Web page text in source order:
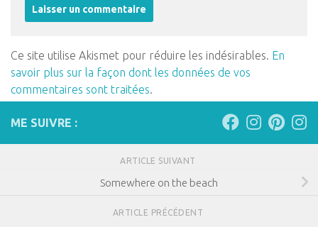
Ce site utilise Akismet pour réduire les indésirables. En
savoir plus sur la façon dont les données de vos
commentaires sont traitées.
ME SUIVRE :
ARTICLE SUIVANT
Somewhere on the beach
ARTICLE PRÉCÉDENT